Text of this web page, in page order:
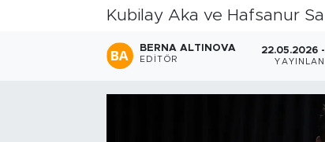
Kubilay Aka ve Hafsanur
BERNA ALTINOVA
EDITÖR
22.05.2026
Son Dakika Haberleri